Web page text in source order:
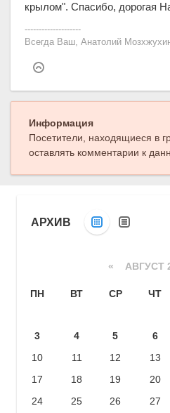
крылом". Спасибо, дорогая
--------------------
Всегда Ваш, Анатолий
Информация
Посетители, находящиеся в
оставлять комментарии к
АРХИВ
« АВГУСТ
ПН ВТ СР ЧТ
3
4 5 6
10
11 12 13
17
18 19 20
24
25 26 27